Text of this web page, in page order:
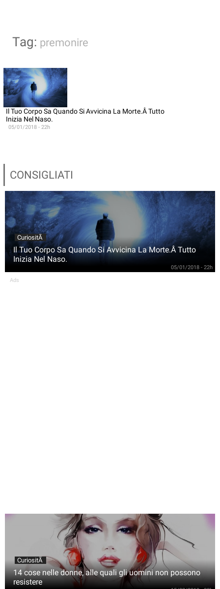
Tag: premonire
Il Tuo Corpo Sa Quando Si Avvicina La Morte.Â Tutto
Inizia Nel Naso.
05/01/2018 - 22h
CONSIGLIATI
CuriositÃ
Il Tuo Corpo Sa Quando Si Avvicina La Morte.Â Tutto
Inizia Nel Naso.
05/01/2018 - 22h
Ads
CuriositÃ
14 cose nelle donne, alle quali gli uomini non possono
resistere